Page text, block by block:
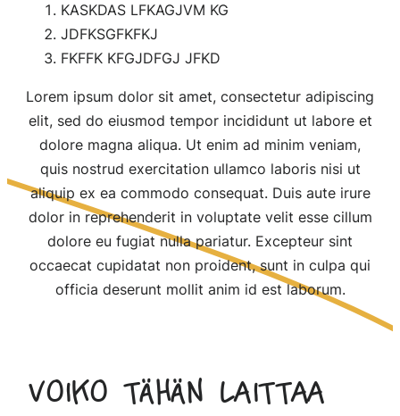
KASKDAS LFKAGJVM KG
JDFKSGFKFKJ
FKFFK KFGJDFGJ JFKD
Lorem ipsum dolor sit amet, consectetur adipiscing
elit, sed do eiusmod tempor incididunt ut labore et
dolore magna aliqua. Ut enim ad minim veniam,
quis nostrud exercitation ullamco laboris nisi ut
aliquip ex ea commodo consequat. Duis aute irure
dolor in reprehenderit in voluptate velit esse cillum
dolore eu fugiat nulla pariatur. Excepteur sint
occaecat cupidatat non proident, sunt in culpa qui
officia deserunt mollit anim id est laborum.
Voiko tähän laittaa